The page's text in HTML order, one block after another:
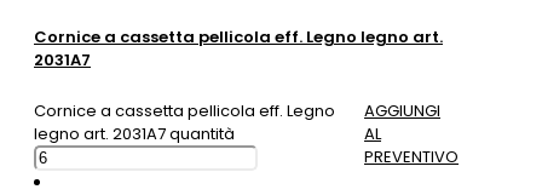
Cornice a cassetta pellicola eff. Legno legno art.
2031A7
Cornice a cassetta pellicola eff. Legno
legno art. 2031A7 quantità
AGGIUNGI
AL
PREVENTIVO